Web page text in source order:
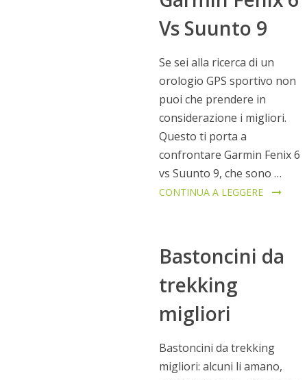
Vs Suunto 9
Se sei alla ricerca di un
orologio GPS sportivo non
puoi che prendere in
considerazione i migliori.
Questo ti porta a
confrontare Garmin Fenix 6
vs Suunto 9, che sono …
CONTINUA A LEGGERE
Bastoncini da
trekking
migliori
Bastoncini da trekking
migliori: alcuni li amano,